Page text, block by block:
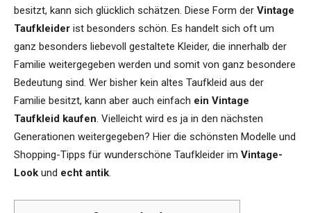
besitzt, kann sich glücklich schätzen. Diese Form der Vintage
Taufkleider ist besonders schön. Es handelt sich oft um
ganz besonders liebevoll gestaltete Kleider, die innerhalb der
Familie weitergegeben werden und somit von ganz besondere
Bedeutung sind. Wer bisher kein altes Taufkleid aus der
Familie besitzt, kann aber auch einfach ein Vintage
Taufkleid kaufen. Vielleicht wird es ja in den nächsten
Generationen weitergegeben? Hier die schönsten Modelle und
Shopping-Tipps für wunderschöne Taufkleider im Vintage-
Look und echt antik.